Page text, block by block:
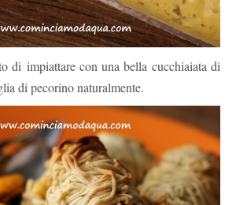
di impiattare con una bella cucchiaiata di
di pecorino naturalmente.